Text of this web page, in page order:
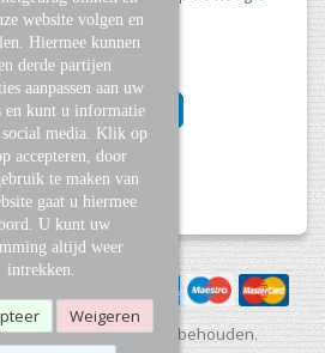
aanbiedingen.
INSCHRIJVEN
Alle rechten voorbehouden.
website volgen en
Hiermee kunnen
derde partijen
aanpassen aan uw
en kunt u informatie
media. Klik op
accepteren, door
te maken van
gaat u hiermee
U kunt uw
altijd weer
intrekken.
Weigeren